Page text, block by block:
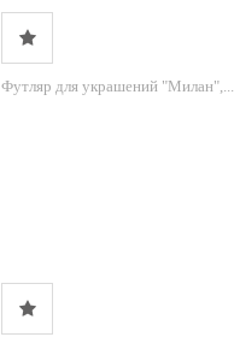
Футляр для украшений "Милан",...